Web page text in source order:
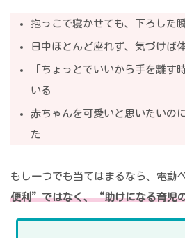
抱っこで寝かせても、下ろした
日中ほとんど座れず、気づけば
「ちょっとでいいから手を離す
いる
赤ちゃんを可愛いと思いたいの
た
もし一つでも当てはまるなら、電動
便利”ではなく、“助けになる育児